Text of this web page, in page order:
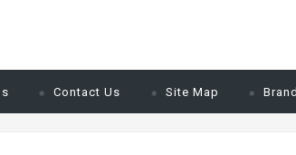
Contact Us Site Map Brand